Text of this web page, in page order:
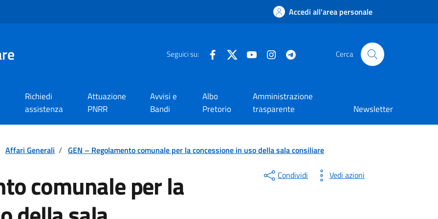
Accedi all'area personale
Seguici su: FacebookTwitter YouTube Instagram Cerca
Richiedi
assistenza
Attuazione
PNRR
Avvisi e
Bandi
Albo
Pretorio
Amministrazione
trasparente
Newsletter
Affari Generali / GEN – Regolamento comunale per la concessione in uso della sala consiliare
comunale per la
Condividi Vedi azioni